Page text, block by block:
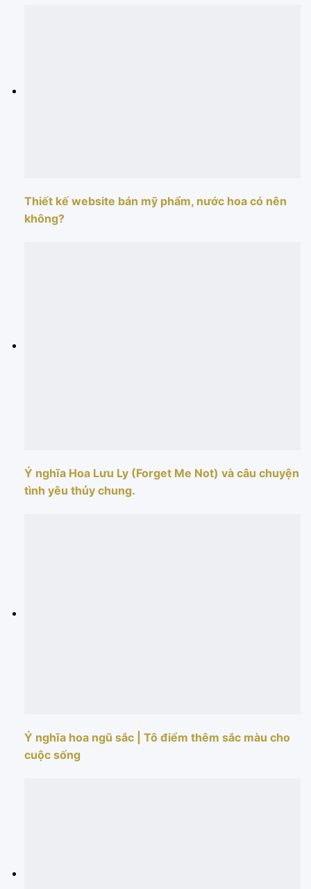
Thiết kế website bán mỹ phẩm, nước hoa có nên
không?
Ý nghĩa Hoa Lưu Ly (Forget Me Not) và câu chuyện
tình yêu thủy chung.
Ý nghĩa hoa ngũ sắc | Tô điểm thêm sắc màu cho
cuộc sống